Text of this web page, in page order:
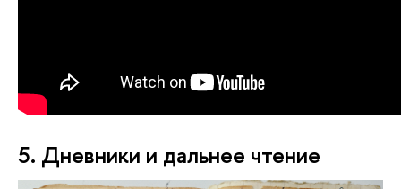
5. Дневники и дальнее чтение